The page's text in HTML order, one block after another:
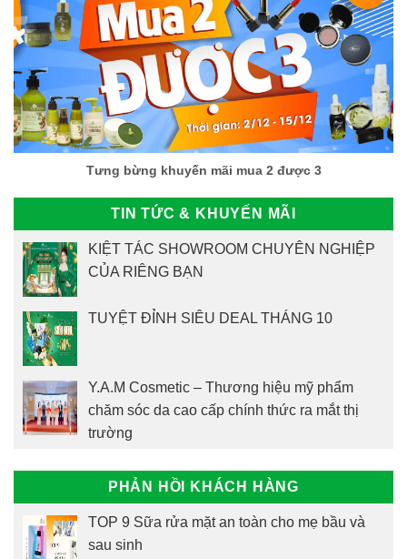
Tưng bừng khuyến mãi mua 2 được 3
TIN TỨC & KHUYẾN MÃI
KIỆT TÁC SHOWROOM CHUYÊN NGHIỆP
CỦA RIÊNG BẠN
TUYỆT ĐỈNH SIÊU DEAL THÁNG 10
Y.A.M Cosmetic – Thương hiệu mỹ phẩm
chăm sóc da cao cấp chính thức ra mắt thị
trường
PHẢN HỒI KHÁCH HÀNG
TOP 9 Sữa rửa mặt an toàn cho mẹ bầu và
sau sinh